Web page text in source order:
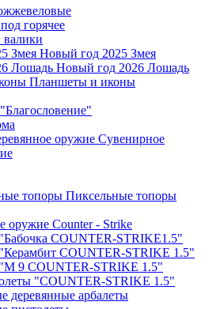
горячее
Новый год 2025 Змея
Новый год 2026 Лошадь
Планшеты и иконы
Сувенирное
Пиксельные топоры
оружие Counter - Strike
COUNTER-STRIKE1.5"
COUNTER-STRIKE 1.5"
9 COUNTER-STRIKE 1.5"
"COUNTER-STRIKE 1.5"
деревянные арбалеты